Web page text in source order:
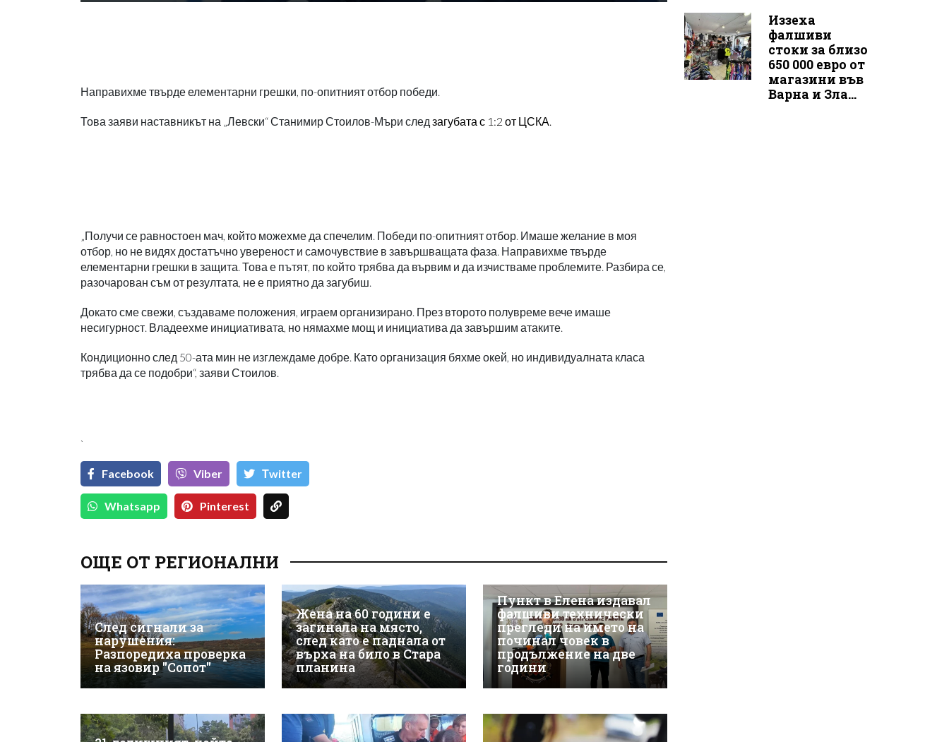
Направихме твърде елементарни грешки, по-опитният отбор победи.
Това заяви наставникът на „Левски“ Станимир Стоилов-Мъри след загубата с 1:2 от ЦСКА.
„Получи се равностоен мач, който можехме да спечелим. Победи по-опитният отбор. Имаше желание в моя
отбор, но не видях достатъчно увереност и самочувствие в завършващата фаза. Направихме твърде
елементарни грешки в защита. Това е пътят, по който трябва да вървим и да изчистваме проблемите. Разбира се,
разочарован съм от резултата, не е приятно да загубиш.
Докато сме свежи, създаваме положения, играем организирано. През второто полувреме вече имаше
несигурност. Владеехме инициативата, но нямахме мощ и инициатива да завършим атаките.
Кондиционно след 50-ата мин не изглеждаме добре. Като организация бяхме окей, но индивидуалната класа
трябва да се подобри“, заяви Стоилов.
`
Facebook Viber Тwitter
Whatsapp Pinterest
ОЩЕ ОТ РЕГИОНАЛНИ
След сигнали за
нарушения:
Разпоредиха проверка
на язовир "Сопот"
Жена на 60 години е
загинала на място,
след като е паднала от
върха на било в Стара
планина
Пункт в Елена издавал
фалшиви технически
прегледи на името на
починал човек в
продължение на две
години
Иззеха
фалшиви
стоки за близо
650 000 евро от
магазини във
Варна и Зла...